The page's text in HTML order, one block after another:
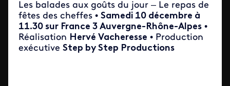
Les balades aux goûts du jour – Le repas de
fêtes des cheffes • Samedi 10 décembre à
11.30 sur France 3 Auvergne-Rhône-Alpes •
Réalisation Hervé Vacheresse • Production
exécutive Step by Step Productions